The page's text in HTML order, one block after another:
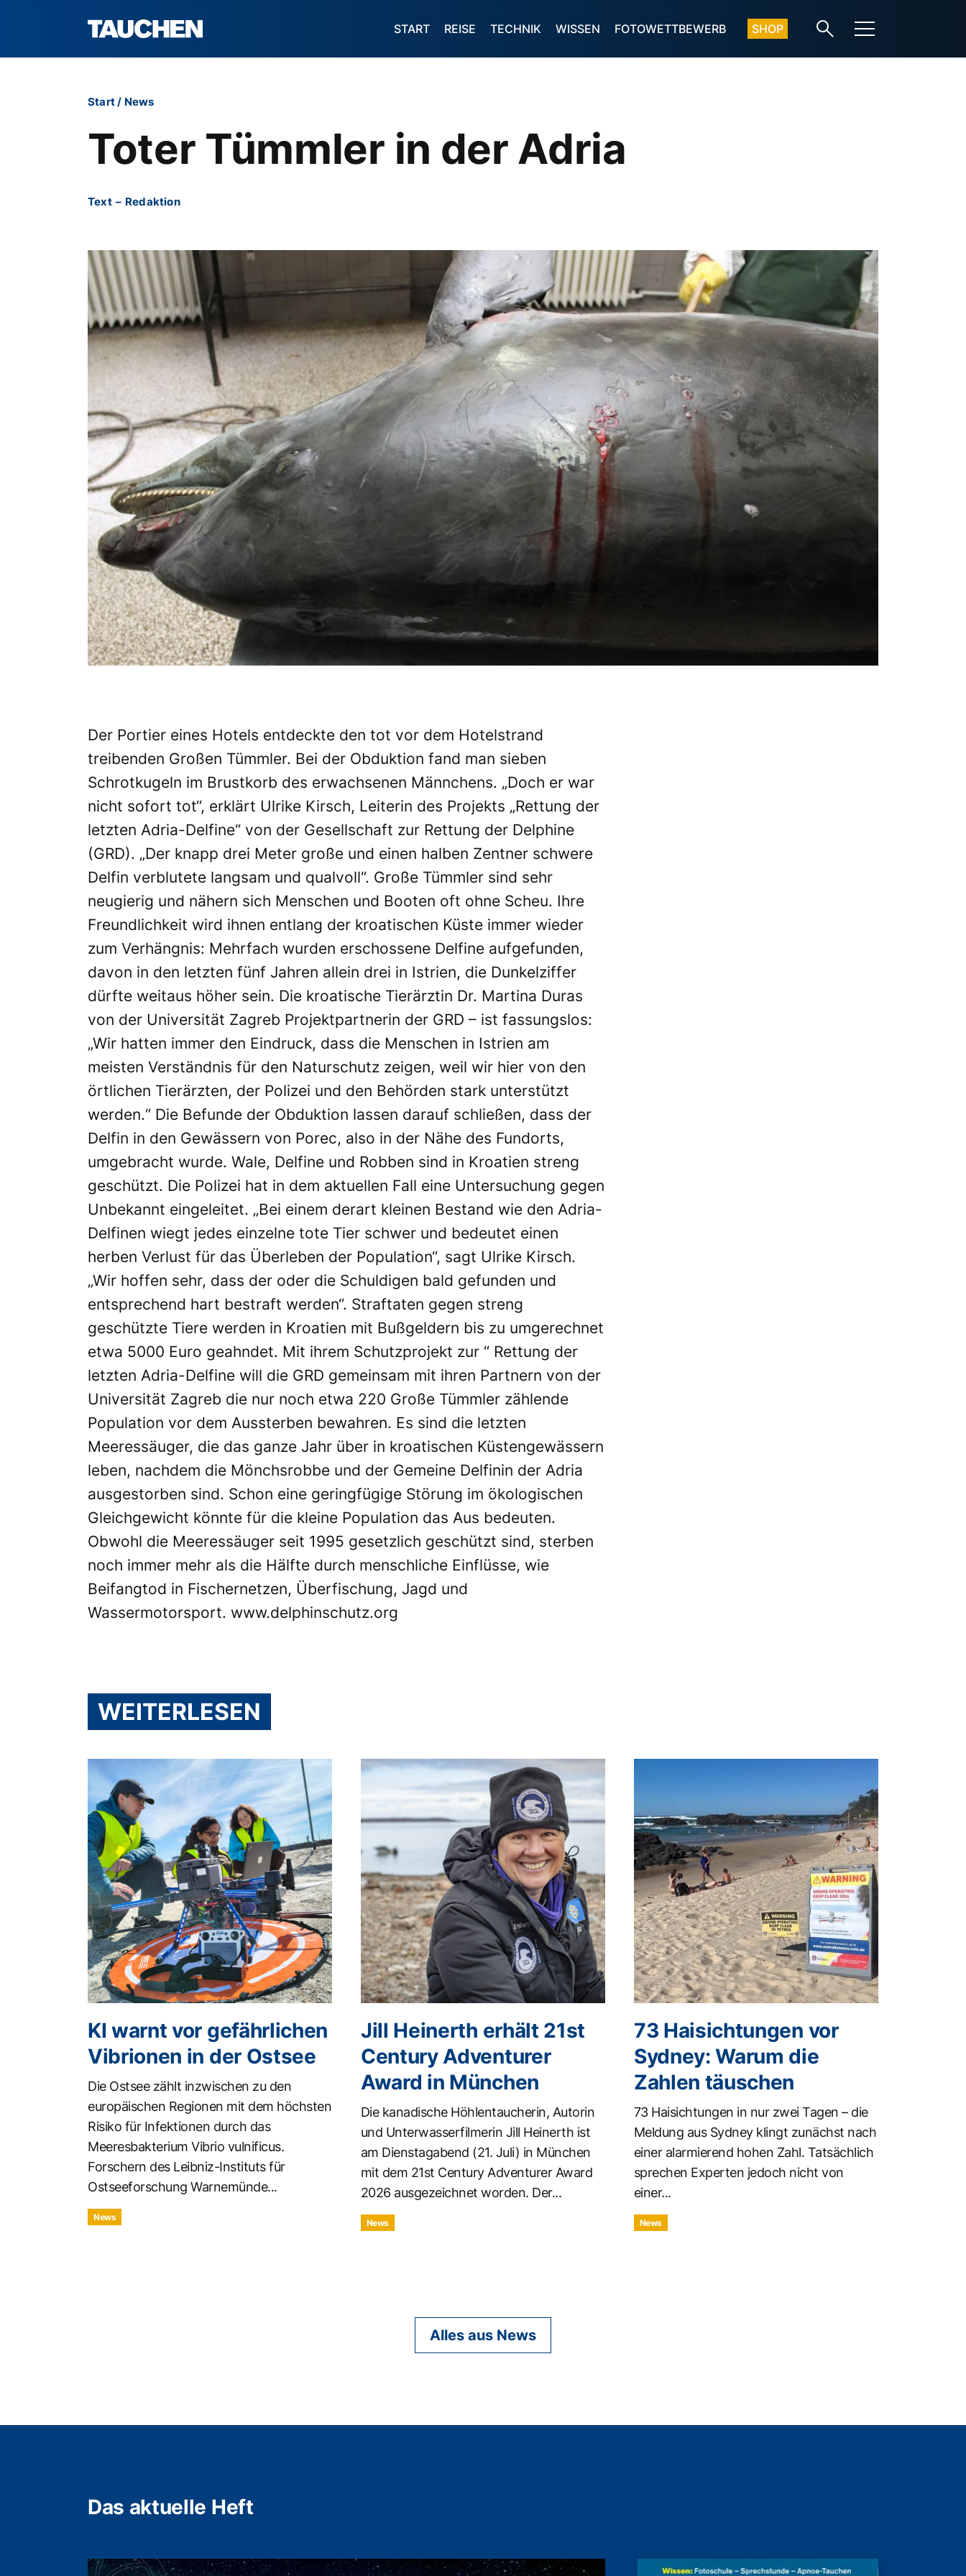
START REISE TECHNIK WISSEN FOTOWETTBEWERB SHOP
Start/ News
Toter Tümmler in der Adria
Text – Redaktion
Der Portier eines Hotels entdeckte den tot vor dem Hotelstrand
treibenden Großen Tümmler. Bei der Obduktion fand man sieben
Schrotkugeln im Brustkorb des erwachsenen Männchens. „Doch er war
nicht sofort tot“, erklärt Ulrike Kirsch, Leiterin des Projekts „Rettung der
letzten Adria-Delfine“ von der Gesellschaft zur Rettung der Delphine
(GRD). „Der knapp drei Meter große und einen halben Zentner schwere
Delfin verblutete langsam und qualvoll“. Große Tümmler sind sehr
neugierig und nähern sich Menschen und Booten oft ohne Scheu. Ihre
Freundlichkeit wird ihnen entlang der kroatischen Küste immer wieder
zum Verhängnis: Mehrfach wurden erschossene Delfine aufgefunden,
davon in den letzten fünf Jahren allein drei in Istrien, die Dunkelziffer
dürfte weitaus höher sein. Die kroatische Tierärztin Dr. Martina Duras
von der Universität Zagreb Projektpartnerin der GRD – ist fassungslos:
„Wir hatten immer den Eindruck, dass die Menschen in Istrien am
meisten Verständnis für den Naturschutz zeigen, weil wir hier von den
örtlichen Tierärzten, der Polizei und den Behörden stark unterstützt
werden.“ Die Befunde der Obduktion lassen darauf schließen, dass der
Delfin in den Gewässern von Porec, also in der Nähe des Fundorts,
umgebracht wurde. Wale, Delfine und Robben sind in Kroatien streng
geschützt. Die Polizei hat in dem aktuellen Fall eine Untersuchung gegen
Unbekannt eingeleitet. „Bei einem derart kleinen Bestand wie den Adria-
Delfinen wiegt jedes einzelne tote Tier schwer und bedeutet einen
herben Verlust für das Überleben der Population“, sagt Ulrike Kirsch.
„Wir hoffen sehr, dass der oder die Schuldigen bald gefunden und
entsprechend hart bestraft werden“. Straftaten gegen streng
geschützte Tiere werden in Kroatien mit Bußgeldern bis zu umgerechnet
etwa 5000 Euro geahndet. Mit ihrem Schutzprojekt zur “ Rettung der
letzten Adria-Delfine will die GRD gemeinsam mit ihren Partnern von der
Universität Zagreb die nur noch etwa 220 Große Tümmler zählende
Population vor dem Aussterben bewahren. Es sind die letzten
Meeressäuger, die das ganze Jahr über in kroatischen Küstengewässern
leben, nachdem die Mönchsrobbe und der Gemeine Delfinin der Adria
ausgestorben sind. Schon eine geringfügige Störung im ökologischen
Gleichgewicht könnte für die kleine Population das Aus bedeuten.
Obwohl die Meeressäuger seit 1995 gesetzlich geschützt sind, sterben
noch immer mehr als die Hälfte durch menschliche Einflüsse, wie
Beifangtod in Fischernetzen, Überfischung, Jagd und
Wassermotorsport. www.delphinschutz.org
WEITERLESEN
KI warnt vor gefährlichen
Vibrionen in der Ostsee
Die Ostsee zählt inzwischen zu den
europäischen Regionen mit dem höchsten
Risiko für Infektionen durch das
Meeresbakterium Vibrio vulnificus.
Forschern des Leibniz-Instituts für
Ostseeforschung Warnemünde...
News
Jill Heinerth erhält 21st
Century Adventurer
Award in München
Die kanadische Höhlentaucherin, Autorin
und Unterwasserfilmerin Jill Heinerth ist
am Dienstagabend (21. Juli) in München
mit dem 21st Century Adventurer Award
2026 ausgezeichnet worden. Der...
News
73 Haisichtungen vor
Sydney: Warum die
Zahlen täuschen
73 Haisichtungen in nur zwei Tagen – die
Meldung aus Sydney klingt zunächst nach
einer alarmierend hohen Zahl. Tatsächlich
sprechen Experten jedoch nicht von
einer...
News
Alles aus News
Das aktuelle Heft